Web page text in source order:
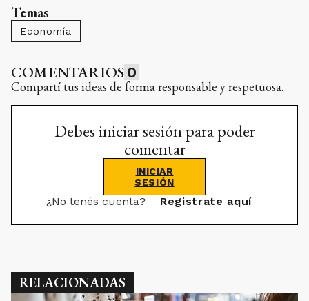
Temas
Economía
COMENTARIOS 0
Compartí tus ideas de forma responsable y respetuosa.
Debes iniciar sesión para poder
comentar
INICIAR
SESIÓN
¿No tenés cuenta? Registrate aquí
RELACIONADAS